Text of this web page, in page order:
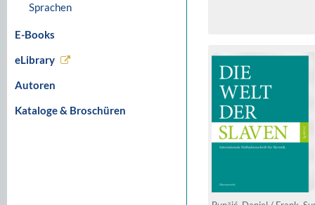
Sprachen
E-Books
eLibrary
Autoren
Kataloge & Broschüren